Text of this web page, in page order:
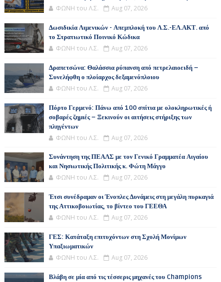
ΦΩΝΗ του Λ.Σ. Aug 07, 2026
Δωσιδικία Λιμενικών - Απεμπλοκή του Λ.Σ.-ΕΛ.ΑΚΤ. από
το Στρατιωτικό Ποινικό Κώδικα
ΦΩΝΗ του Λ.Σ. Aug 07, 2026
Δραπετσώνα: Θαλάσσια ρύπανση από πετρελαιοειδή –
Συνελήφθη ο πλοίαρχος δεξαμενόπλοιου
ΦΩΝΗ του Λ.Σ. Aug 07, 2026
Πόρτο Γερμενό: Πάνω από 100 σπίτια με ολοκληρωτικές ή
σοβαρές ζημιές – Ξεκινούν οι αιτήσεις στήριξης των
πληγέντων
ΦΩΝΗ του Λ.Σ. Aug 07, 2026
Συνάντηση της ΠΕΑΛΣ με τον Γενικό Γραμματέα Αιγαίου
και Νησιωτικής Πολιτικής κ. Φώτη Μάγγο
ΦΩΝΗ του Λ.Σ. Aug 07, 2026
Έτσι συνέδραμαν οι Ένοπλες Δυνάμεις στη μεγάλη πυρκαγιά
της Αττικοβοιωτίας, το βίντεο του ΓΕΕΘΑ
ΦΩΝΗ του Λ.Σ. Aug 07, 2026
ΓΕΣ: Κατάταξη επιτυχόντων στη Σχολή Μονίμων
Υπαξιωματικών
ΦΩΝΗ του Λ.Σ. Aug 07, 2026
Βλάβη σε μία από τις τέσσερις μηχανές του Champions